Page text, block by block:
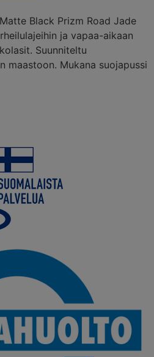
Black Prizm Road Jade
ja vapaa-aikaan
Suunniteltu
maastoon. Mukana suojapussi